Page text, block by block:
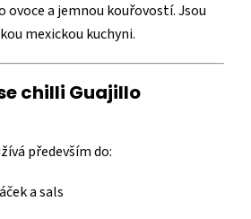
ovoce a jemnou kouřovostí. Jsou
mexickou kuchyni.
chilli Guajillo
především do:
a sals